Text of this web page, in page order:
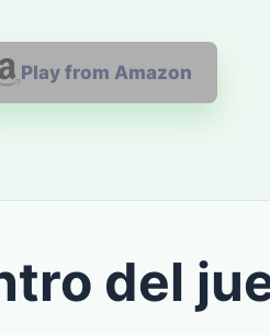
Play from Amazon
del